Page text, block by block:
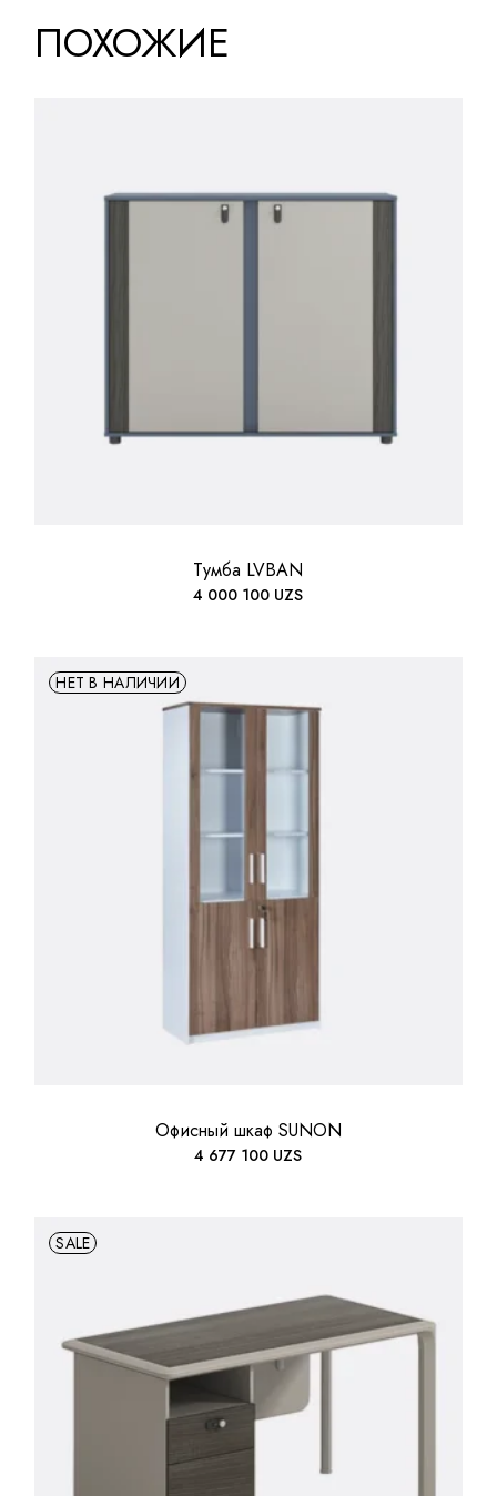
ПОХОЖИЕ
Тумба LVBAN
4 000 100 UZS
НЕТ В НАЛИЧИИ
Офисный шкаф SUNON
4 677 100 UZS
SALE